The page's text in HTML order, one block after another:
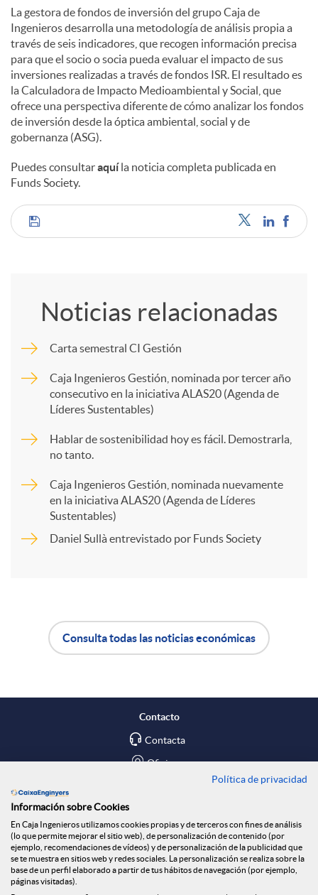
o
n
t
e
n
o
s
La gestora de fondos de inversión del grupo Caja de
Ingenieros desarrolla una metodología de análisis propia a
través de seis indicadores, que recogen información precisa
para que el socio o socia pueda evaluar el impacto de sus
inversiones realizadas a través de fondos ISR. El resultado es
la Calculadora de Impacto Medioambiental y Social, que
ofrece una perspectiva diferente de cómo analizar los fondos
de inversión desde la óptica ambiental, social y de
gobernanza (ASG).
Puedes consultaraquíla noticia completa publicada en
Funds Society.
C
p
n
e
d
e
Noticias relacionadas
Carta semestral CI Gestión
Caja Ingenieros Gestión, nominada por tercer año
consecutivo en la iniciativa ALAS20 (Agenda de
Líderes Sustentables)
Hablar de sostenibilidad hoy es fácil. Demostrarla,
no tanto.
Caja Ingenieros Gestión, nominada nuevamente
en la iniciativa ALAS20 (Agenda de Líderes
Sustentables)
Daniel Sullà entrevistado por Funds Society
p
i
c
a
o
ó
n
n
Consulta todas las noticias económicas
Contacto
Contacta
Oficinas
Blog
Social
Tablón de anuncios
Política de privacidad
Información sobre Cookies
En Caja Ingenieros utilizamos cookies propias y de terceros con fines de análisis
(lo que permite mejorar el sitio web), de personalización de contenido (por
ejemplo, recomendaciones de vídeos) y de personalización de la publicidad que
se te muestra en sitios web y redes sociales. La personalización se realiza sobre la
base de un perfil elaborado a partir de tus hábitos de navegación (por ejemplo,
páginas visitadas).